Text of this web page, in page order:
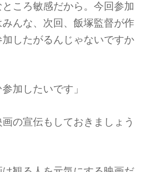
ころ敏感だから。今回参加
みんな、次回、飯塚監督が作
したがるんじゃないですか
加したいです」
の宣伝もしておきましょう